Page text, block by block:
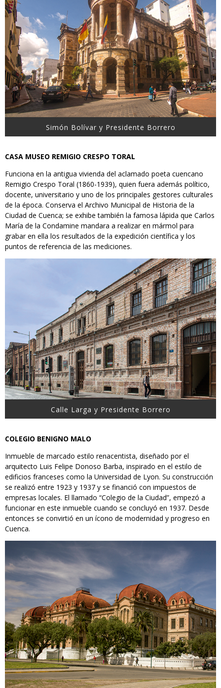
Simón Bolívar y Presidente Borrero
CASA MUSEO REMIGIO CRESPO TORAL
Funciona en la antigua vivienda del aclamado poeta cuencano
Remigio Crespo Toral (1860-1939), quien fuera además político,
docente, universitario y uno de los principales gestores culturales
de la época. Conserva el Archivo Municipal de Historia de la
Ciudad de Cuenca; se exhibe también la famosa lápida que Carlos
María de la Condamine mandara a realizar en mármol para
grabar en ella los resultados de la expedición científica y los
puntos de referencia de las mediciones.
Calle Larga y Presidente Borrero
COLEGIO BENIGNO MALO
Inmueble de marcado estilo renacentista, diseñado por el
arquitecto Luis Felipe Donoso Barba, inspirado en el estilo de
edificios franceses como la Universidad de Lyon. Su construcción
se realizó entre 1923 y 1937 y se financió con impuestos de
empresas locales. El llamado “Colegio de la Ciudad”, empezó a
funcionar en este inmueble cuando se concluyó en 1937. Desde
entonces se convirtió en un ícono de modernidad y progreso en
Cuenca.